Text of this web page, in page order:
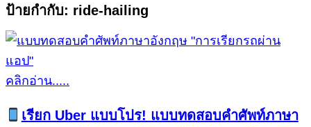
ป้ายกำกับ: ride-hailing
คลิกอ่าน.....
เรียก Uber แบบโปร! แบบทดสอบคำศัพท์ภาษา